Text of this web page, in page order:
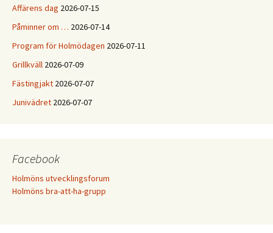
Affärens dag 2026-07-15
Påminner om … 2026-07-14
Program för Holmödagen 2026-07-11
Grillkväll 2026-07-09
Fästingjakt 2026-07-07
Junivädret 2026-07-07
Facebook
Holmöns utvecklingsforum
Holmöns bra-att-ha-grupp